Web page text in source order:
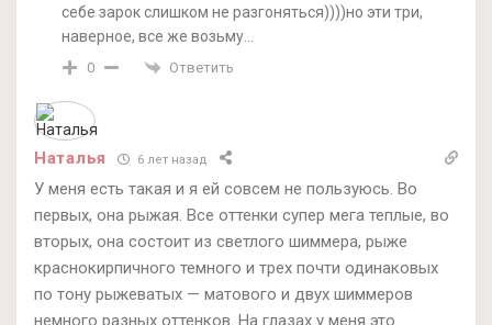
себе зарок слишком не разгоняться))))но эти три,
наверное, все же возьму…
0 Ответить
Наталья 6 лет назад
У меня есть такая и я ей совсем не пользуюсь. Во
первых, она рыжая. Все оттенки супер мега теплые, во
вторых, она состоит из светлого шиммера, рыже
краснокирпичного темного и трех почти одинаковых
по тону рыжеватых — матового и двух шиммеров
немного разных оттенков. На глазах у меня это